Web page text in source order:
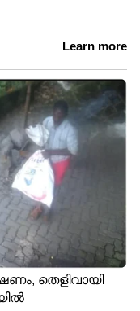
വ്യാജമെന്ന്